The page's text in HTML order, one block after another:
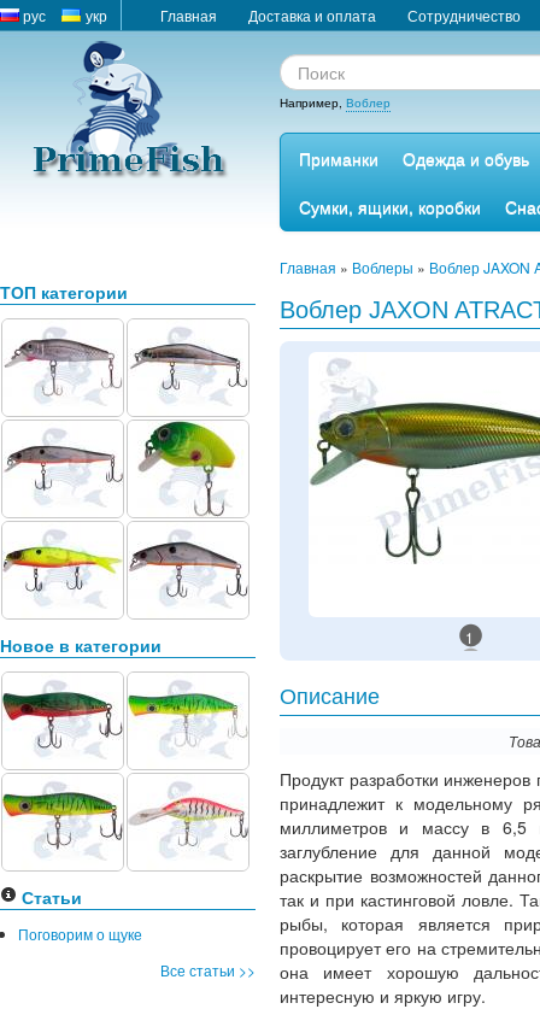
рус укр Главная Доставка и оплата Сотрудничество
Например, Воблер
Приманки
Одежда и обувь
Сумки, ящики, коробки
ТОП категории
Новое в категории
Статьи
Поговорим о щуке
Все статьи >>
Главная » Воблеры » Воблер JAXON
Воблер JAXON
1
Описание
Продукт разработки
принадлежит к модельному
миллиметров и массу в 6,5
заглубление для данной
раскрытие возможностей
так и при кастинговой ловле.
рыбы, которая является
провоцирует его на
она имеет хорошую
интересную и яркую игру.